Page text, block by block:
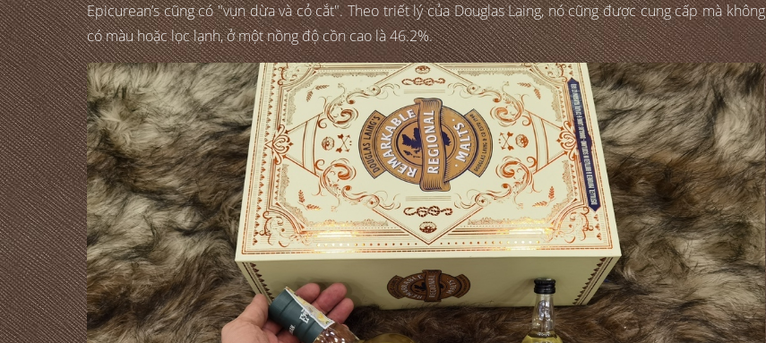
Epicurean’s cũng có "vụn dừa và cỏ cắt". Theo triết lý của Douglas Laing, nó cũng được cung cấp mà không
có màu hoặc lọc lạnh, ở một nồng độ cồn cao là 46.2%.